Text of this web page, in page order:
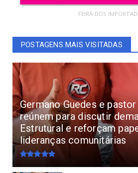
FEIRA DOS
POSTAGENS MAIS VISITADAS
Germano Guedes e
reúnem para discutir
Estrutural e reforçam
lideranças comunitárias